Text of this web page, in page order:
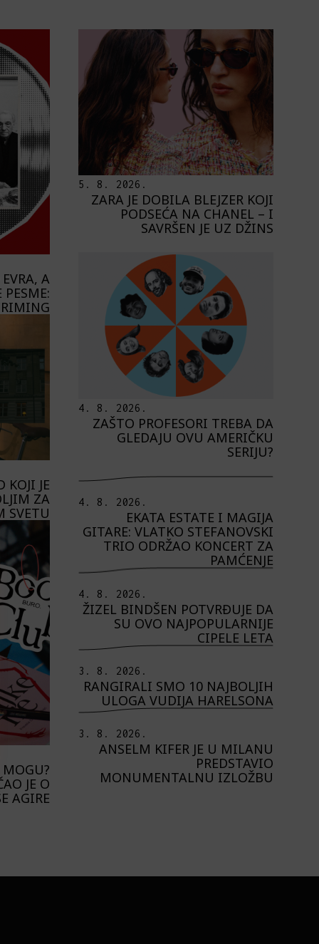
A
PESME:
KOJI JE
ZA
SVETU
MOGU?
JE O
AGIRE
5. 8. 2026.
ZARA JE DOBILA BLEJZER KOJI
PODSEĆA NA CHANEL – I
SAVRŠEN JE UZ DŽINS
4. 8. 2026.
ZAŠTO PROFESORI TREBA DA
GLEDAJU OVU AMERIČKU
SERIJU?
4. 8. 2026.
EKATA ESTATE I MAGIJA
GITARE: VLATKO STEFANOVSKI
TRIO ODRŽAO KONCERT ZA
PAMĆENJE
4. 8. 2026.
ŽIZEL BINDŠEN POTVRĐUJE DA
SU OVO NAJPOPULARNIJE
CIPELE LETA
3. 8. 2026.
RANGIRALI SMO 10 NAJBOLJIH
ULOGA VUDIJA HARELSONA
3. 8. 2026.
ANSELM KIFER JE U MILANU
PREDSTAVIO
MONUMENTALNU IZLOŽBU